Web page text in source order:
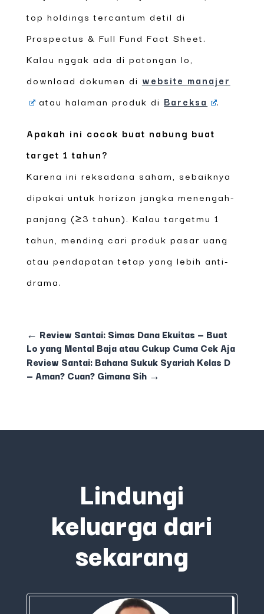
top holdings tercantum detil di
Prospectus & Full Fund Fact Sheet.
Kalau nggak ada di potongan lo,
download dokumen di website manajer
atau halaman produk di Bareksa .
Apakah ini cocok buat nabung buat
target 1 tahun?
Karena ini reksadana saham, sebaiknya
dipakai untuk horizon jangka menengah-
panjang (≥3 tahun). Kalau targetmu 1
tahun, mending cari produk pasar uang
atau pendapatan tetap yang lebih anti-
drama.
← Review Santai: Simas Dana Ekuitas — Buat
Lo yang Mental Baja atau Cukup Cuma Cek Aja
Review Santai: Bahana Sukuk Syariah Kelas D
— Aman? Cuan? Gimana Sih→
Lindungi
keluarga dari
sekarang